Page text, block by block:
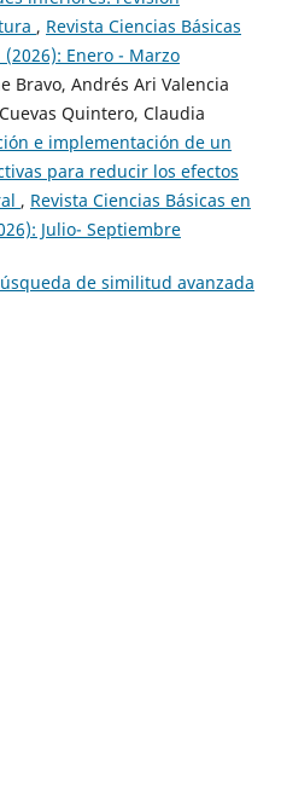
, Revista Ciencias Básicas
Enero - Marzo
Bravo, Andrés Ari Valencia
Quintero, Claudia
e implementación de un
para reducir los efectos
, Revista Ciencias Básicas en
Julio- Septiembre
de similitud avanzada